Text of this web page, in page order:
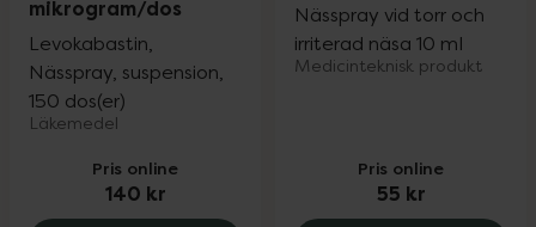
mikrogram/dos
Levokabastin,
Nässpray, suspension,
150 dos(er)
Läkemedel
Pris online
140 kr
Nässpray vid torr och
irriterad näsa 10 ml
Medicinteknisk produkt
Pris online
55 kr